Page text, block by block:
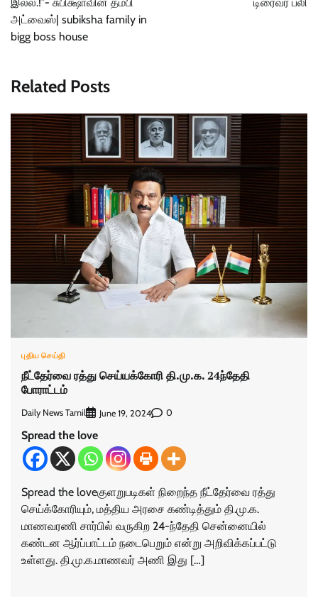
இல்ல.!”- சுபிக்ஷாவின் தம்பி
அட்வைஸ்| subiksha family in
bigg boss house
டிரைவர் பலி
Related Posts
புதிய செய்தி
நீட்தேர்வை ரத்து செய்யக்கோரி தி.மு.க. 24ந்தேதி
போராட்டம்
Daily News Tamil June 19, 2024 0
Spread the love
Spread the loveகுளறுபடிகள் நிறைந்த நீட்தேர்வை ரத்து
செய்க்கோரியும், மத்திய அரசை கண்டித்தும் தி.மு.க.
மாணவரணி சார்பில் வருகிற 24-ந்தேதி சென்னையில்
கண்டன ஆர்ப்பாட்டம் நடைபெறும் என்று அறிவிக்கப்பட்டு
உள்ளது. தி.மு.க.மாணவர் அணி இது […]